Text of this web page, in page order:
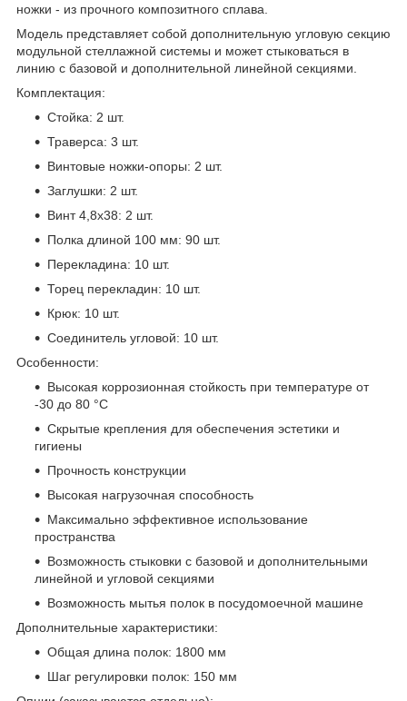
ножки - из прочного композитного сплава.
Модель представляет собой дополнительную угловую секцию
модульной стеллажной системы и может стыковаться в
линию с базовой и дополнительной линейной секциями.
Комплектация:
Стойка: 2 шт.
Траверса: 3 шт.
Винтовые ножки-опоры: 2 шт.
Заглушки: 2 шт.
Винт 4,8x38: 2 шт.
Полка длиной 100 мм: 90 шт.
Перекладина: 10 шт.
Торец перекладин: 10 шт.
Крюк: 10 шт.
Соединитель угловой: 10 шт.
Особенности:
Высокая коррозионная стойкость при температуре от
-30 до 80 °С
Скрытые крепления для обеспечения эстетики и
гигиены
Прочность конструкции
Высокая нагрузочная способность
Максимально эффективное использование
пространства
Возможность стыковки с базовой и дополнительными
линейной и угловой секциями
Возможность мытья полок в посудомоечной машине
Дополнительные характеристики:
Общая длина полок: 1800 мм
Шаг регулировки полок: 150 мм